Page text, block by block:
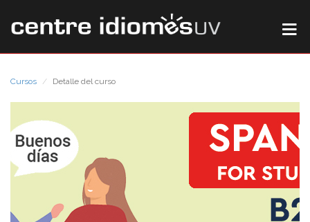
Cursos Detalle del curso